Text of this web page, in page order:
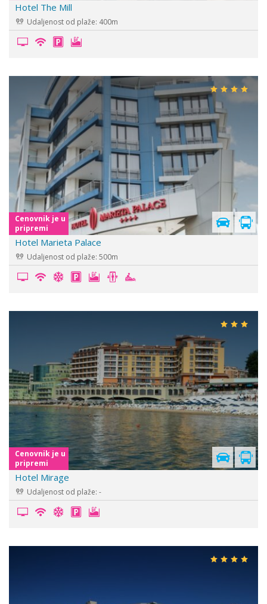
Hotel The Mill
Udaljenost od plaže: 400m
Cenovnik je u
pripremi
Hotel Marieta Palace
Udaljenost od plaže: 500m
Cenovnik je u
pripremi
Hotel Mirage
Udaljenost od plaže: -